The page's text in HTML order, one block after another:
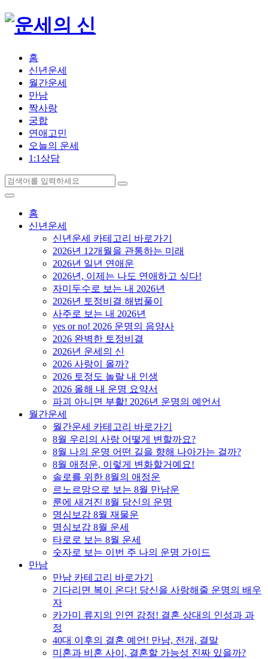
홈
신년운세
월간운세
만남
짝사랑
궁합
연애고민
오늘의 운세
1:1상담
홈
신년운세
신년운세 카테고리 바로가기
2026년 12개월을 관통하는 미래
2026년 일년 연애운
2026년, 이제는 나도 연애하고 싶다!
자미두수로 보는 내 2026년
2026년 토정비결 해법풀이
사주로 보는 내 2026년
yes or no! 2026 운명의 음양사
2026 완벽한 토정비결
2026년 운세의 신
2026 사랑이 올까?
2026 토정도 놀랄 내 인생
2026 올해 내 운명 요약서
파괴 아니면 부활! 2026년 운명의 예언서
월간운세
월간운세 카테고리 바로가기
8월 우리의 사랑 어떻게 변할까요?
8월 나의 운명 어떤 길을 향해 나아가는 걸까?
8월 애정운, 이렇게 변화할거예요!
솔로를 위한 8월의 애정운
르노르망으로 보는 8월 만남운
룬에 새겨진 8월 당신의 운명
명심보감 8월 재물운
명심보감 8월 운세
타로로 보는 8월 운세
숫자로 보는 이번 주 나의 운명 가이드
만남
만남 카테고리 바로가기
기다리면 복이 온다! 당신을 사랑해줄 운명의 배우
자
카가미 류지의 인연 감정! 결혼 상대의 인성과 과
정
40대 이후의 결혼 예언! 만남, 전개, 결말
미혼과 비혼 사이, 결혼할 가능성 진짜 있을까?